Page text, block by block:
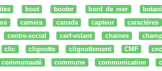
boot booter bord de mer
camera canada capteur caractères
centre-social cerf-volant chaines
clic clignotte clignottement CMF cnc
communauté commune communication